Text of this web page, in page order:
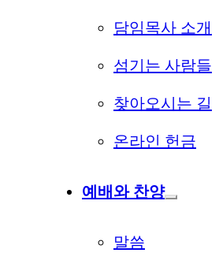
담임목사 소개
섬기는 사람들
찾아오시는 길
온라인 헌금
예배와 찬양
말씀